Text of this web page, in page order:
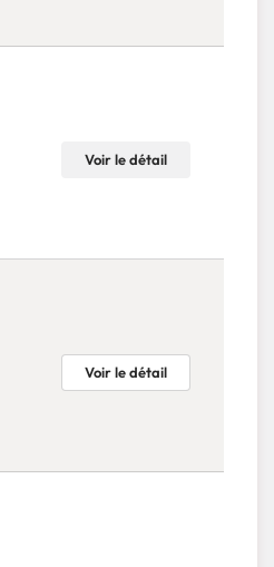
Voir le détail
Voir le détail